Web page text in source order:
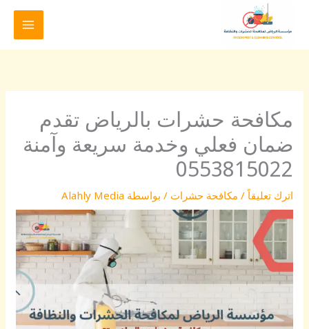
المحتوى
مكافحة حشرات بالرياض تقدم
ضمان فعلي وخدمة سريعة وآمنة
0553815022
اترك تعليقاً / مكافحة حشرات / بواسطة Alahly Media